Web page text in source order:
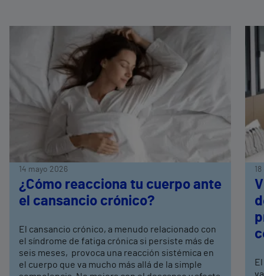
14 mayo 2026
¿Cómo reacciona tu cuerpo ante
el cansancio crónico?
El cansancio crónico, a menudo relacionado con
el síndrome de fatiga crónica si persiste más de
seis meses, provoca una reacción sistémica en
el cuerpo que va mucho más allá de la simple